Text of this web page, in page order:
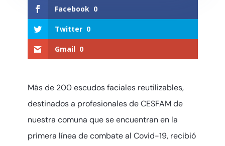
Facebook 0
Twitter 0
Gmail 0
Más de 200 escudos faciales reutilizables,
destinados a profesionales de CESFAM de
nuestra comuna que se encuentran en la
primera línea de combate al Covid-19, recibió